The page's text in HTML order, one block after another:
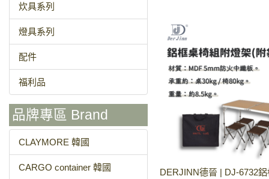
炊具系列
燈具系列
配件
福利品
品牌專區 Brand
CLAYMORE 韓國
CARGO container 韓國
DERJINN德晉 | DJ-6732